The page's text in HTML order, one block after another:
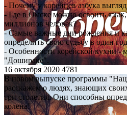
- Почему у корейцев азбука
- Где в Омске можно освоить язык,
миллионов человек?
- Самые важные дни рождения и
определить свою судьбу в один
- Особенности корейской кухни -
"Дошираке".
16 октября 2020 4781
В новом выпуске программы
расскажем о людях, знающих
три столетия. Они способны
колена!